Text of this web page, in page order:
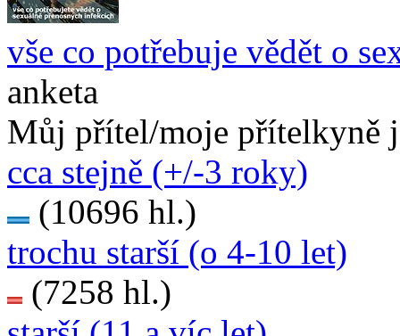
vše co potřebuje vědět o
anketa
Můj přítel/moje přítelkyně
cca stejně (+/-3 roky)
(10696 hl.)
trochu starší (o 4-10 let)
(7258 hl.)